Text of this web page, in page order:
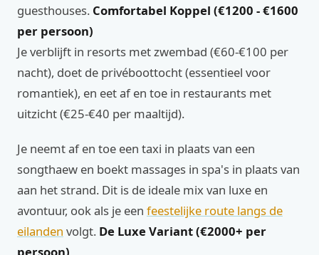
guesthouses. Comfortabel Koppel (€1200 - €1600
per persoon)
Je verblijft in resorts met zwembad (€60-€100 per
nacht), doet de privéboottocht (essentieel voor
romantiek), en eet af en toe in restaurants met
uitzicht (€25-€40 per maaltijd).
Je neemt af en toe een taxi in plaats van een
songthaew en boekt massages in spa's in plaats van
aan het strand. Dit is de ideale mix van luxe en
avontuur, ook als je een feestelijke route langs de
eilanden volgt. De Luxe Variant (€2000+ per